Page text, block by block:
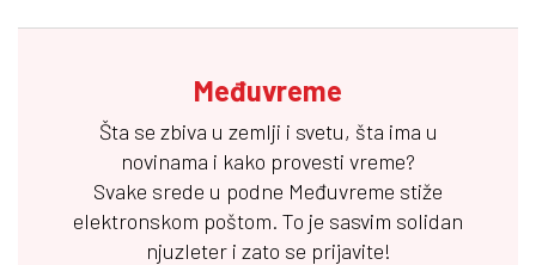
Međuvreme
Šta se zbiva u zemlji i svetu, šta ima u
novinama i kako provesti vreme?
Svake srede u podne Međuvreme stiže
elektronskom poštom. To je sasvim solidan
njuzleter i zato se prijavite!